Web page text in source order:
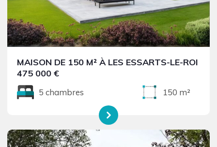
MAISON DE 150 M² À LES ESSARTS-LE-ROI
475 000 €
5 chambres 150 m²